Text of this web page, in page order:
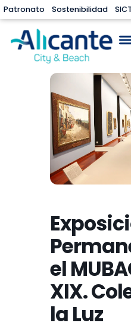
Patronato Sostenibilidad
el
XIX.
la Luz